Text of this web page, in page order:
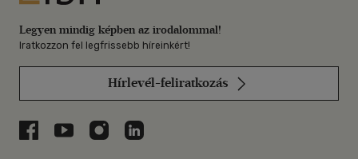
Legyen mindig képben az irodalommal!
Iratkozzon fel legfrissebb híreinkért!
Hírlevél-feliratkozás
Libri a Facebookon
Libri a Youtube-on
Libri az Instagramon
Libri a LinkedInen